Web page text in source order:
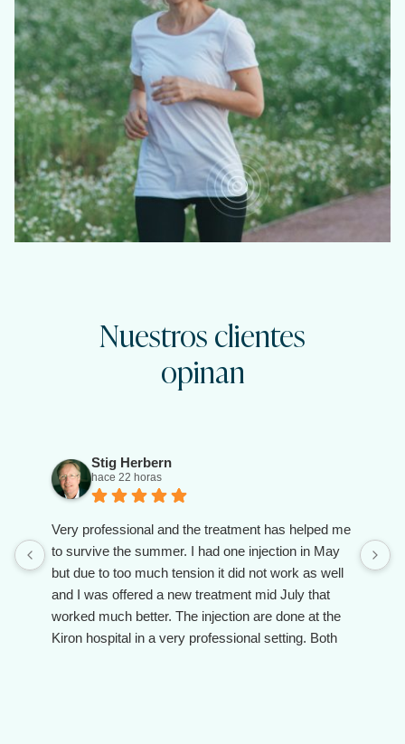
Nuestros clientes
opinan
Stig Herbern
hace 22 horas
Very professional and the treatment has helped me
to survive the summer. I had one injection in May
but due to too much tension it did not work as well
and I was offered a new treatment mid July that
worked much better. The injection are done at the
Kiron hospital in a very professional setting. Both